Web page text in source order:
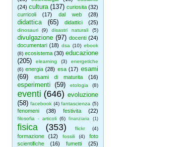
(24) cultura (137) curiosita (32)
curricoli
(17) dal web (28)
didattica (65) didattici (25)
dinosauri (9) disastri naturali (5)
divulgazione (97) docenti (24)
documentari (18) dsa (10) ebook
(8) ecosistema (30) educazione
(205)
elearning (3)
energetiche
(6) energia (28) esa (17) esami
(69)
esami di maturita (16)
esperimenti (59) etologia (8)
eventi (646) evoluzione
(58) facebook (4) fantascienza (5)
fenomeni (38) festivita (22)
filosofia - articoli (6) finanziaria (1)
fisica (353) flickr (4)
formazione (12) fossili (4)
foto
scientifiche
(16) fumetti
(25)